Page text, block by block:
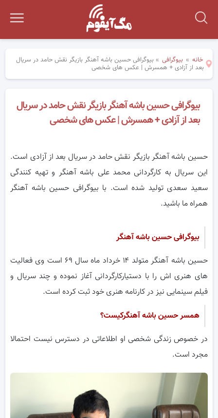
خانه » بیوگرافی » بیوگرافی حسین باشه آهنگر بازیگر نقش حامد در سریال
بعد از آزادی + همسرش | عکس های شخصی
بیوگرافی حسین باشه آهنگر بازیگر نقش حامد در سریال
بعد از آزادی + همسرش | عکس های شخصی
حسین باشه آهنگر بازیگر نقش حامد در سریال بعد از آزادی است.
این سریال به کارگردانی محمد علی باشه آهنگر و تهیه کنندگی
سعید سعدی تولید شده است. با بیوگرافی حسین باشه آهنگر
همراه ما باشید.
بیوگرافی حسین باشه آهنگر
حسین باشه آهنگر متولد ۱۴ خرداد ماه سال ۶۹ است وی فعالیت
های هنری اش را با دستیارکارگردانی آغاز نموده و چند سریال و
فیلم سینمایی نیز در کارنامه هنری خود ثبت کرده است.
همسر حسین باشه آهنگرکیست؟
در خصوص زندگی شخصی او اطلاعاتی در دسترس نیست احتمالا
مجرد است.